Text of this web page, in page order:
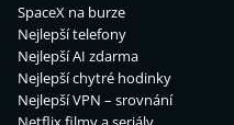
SpaceX na burze
Nejlepší telefony
Nejlepší AI zdarma
Nejlepší chytré hodinky
Nejlepší VPN – srovnání